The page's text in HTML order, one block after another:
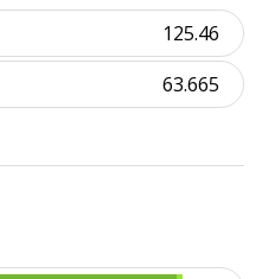
125.46
63.665